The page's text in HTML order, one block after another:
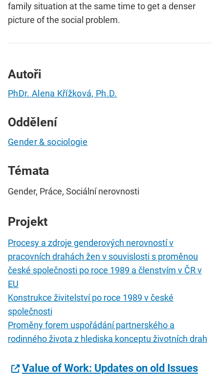
family situation at the same time to get a denser
picture of the social problem.
Autoři
PhDr. Alena Křížková, Ph.D.
Oddělení
Gender & sociologie
Témata
Gender, Práce, Sociální nerovnosti
Projekt
Procesy a zdroje genderových nerovností v
pracovních drahách žen v souvislosti s proměnou
české společnosti po roce 1989 a členstvím v ČR v
EU
Konstrukce živitelství po roce 1989 v české
společnosti
Proměny forem uspořádání partnerského a
rodinného života z hlediska konceptu životních drah
Value of Work: Updates on old Issues